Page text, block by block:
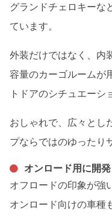
グランドチェロキーな
ています。
外装だけではなく、内
容量のカーゴルームが
トドアのシチュエーシ
おしゃれで、広々とし
プならではのゆったり
オンロード用に開
オフロードの印象が強
オンロード向けの車種